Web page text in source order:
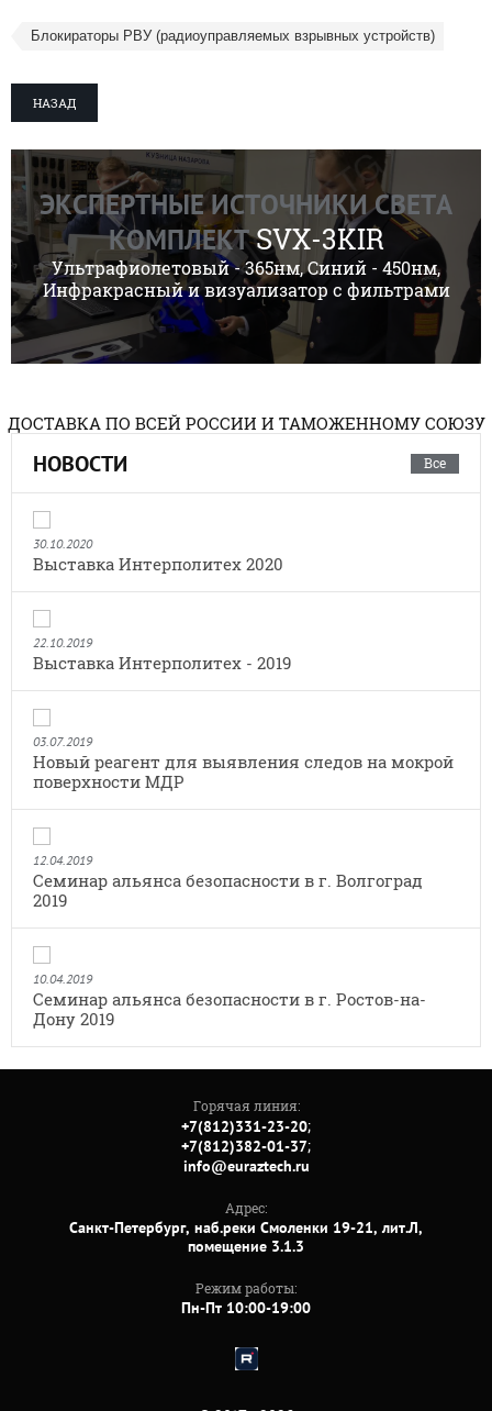
Блокираторы РВУ (радиоуправляемых взрывных устройств)
НАЗАД
ЭКСПЕРТНЫЕ ИСТОЧНИКИ СВЕТА
КОМПЛЕКТSVX-3KIR
Ультрафиолетовый - 365нм, Синий - 450нм,
Инфракрасный и визуализатор с фильтрами
ДОСТАВКА ПО ВСЕЙ РОССИИ И ТАМОЖЕННОМУ СОЮЗУ
НОВОСТИ Все
30.10.2020
Выставка Интерполитех 2020
22.10.2019
Выставка Интерполитех - 2019
03.07.2019
Новый реагент для выявления следов на мокрой
поверхности МДР
12.04.2019
Семинар альянса безопасности в г. Волгоград
2019
10.04.2019
Семинар альянса безопасности в г. Ростов-на-
Дону 2019
Горячая линия:
+7(812)331-23-20;
+7(812)382-01-37;
info@euraztech.ru
Адрес:
Санкт-Петербург, наб.реки Смоленки 19-21, лит.Л,
помещение 3.1.3
Режим работы:
Пн-Пт 10:00-19:00